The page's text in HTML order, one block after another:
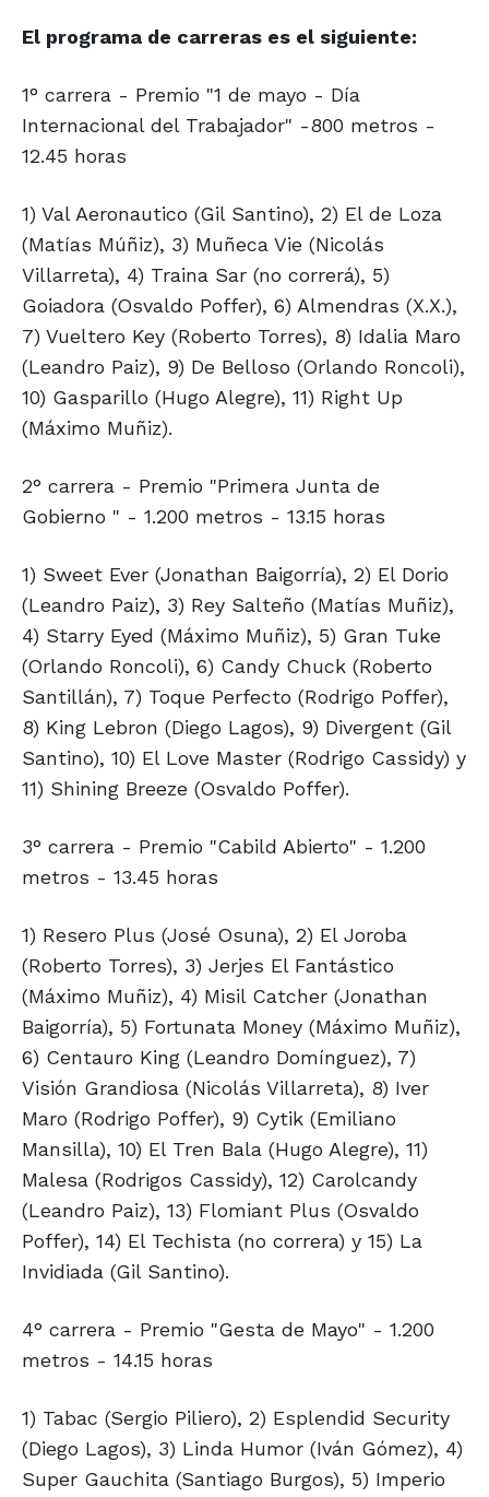
El programa de carreras es el siguiente:
1° carrera - Premio "1 de mayo - Día
Internacional del Trabajador" -800 metros -
12.45 horas
1) Val Aeronautico (Gil Santino), 2) El de Loza
(Matías Múñiz), 3) Muñeca Vie (Nicolás
Villarreta), 4) Traina Sar (no correrá), 5)
Goiadora (Osvaldo Poffer), 6) Almendras (X.X.),
7) Vueltero Key (Roberto Torres), 8) Idalia Maro
(Leandro Paiz), 9) De Belloso (Orlando Roncoli),
10) Gasparillo (Hugo Alegre), 11) Right Up
(Máximo Muñiz).
2° carrera - Premio "Primera Junta de
Gobierno " - 1.200 metros - 13.15 horas
1) Sweet Ever (Jonathan Baigorría), 2) El Dorio
(Leandro Paiz), 3) Rey Salteño (Matías Muñiz),
4) Starry Eyed (Máximo Muñiz), 5) Gran Tuke
(Orlando Roncoli), 6) Candy Chuck (Roberto
Santillán), 7) Toque Perfecto (Rodrigo Poffer),
8) King Lebron (Diego Lagos), 9) Divergent (Gil
Santino), 10) El Love Master (Rodrigo Cassidy) y
11) Shining Breeze (Osvaldo Poffer).
3° carrera - Premio "Cabild Abierto" - 1.200
metros - 13.45 horas
1) Resero Plus (José Osuna), 2) El Joroba
(Roberto Torres), 3) Jerjes El Fantástico
(Máximo Muñiz), 4) Misil Catcher (Jonathan
Baigorría), 5) Fortunata Money (Máximo Muñiz),
6) Centauro King (Leandro Domínguez), 7)
Visión Grandiosa (Nicolás Villarreta), 8) Iver
Maro (Rodrigo Poffer), 9) Cytik (Emiliano
Mansilla), 10) El Tren Bala (Hugo Alegre), 11)
Malesa (Rodrigos Cassidy), 12) Carolcandy
(Leandro Paiz), 13) Flomiant Plus (Osvaldo
Poffer), 14) El Techista (no correra) y 15) La
Invidiada (Gil Santino).
4° carrera - Premio "Gesta de Mayo" - 1.200
metros - 14.15 horas
1) Tabac (Sergio Piliero), 2) Esplendid Security
(Diego Lagos), 3) Linda Humor (Iván Gómez), 4)
Super Gauchita (Santiago Burgos), 5) Imperio